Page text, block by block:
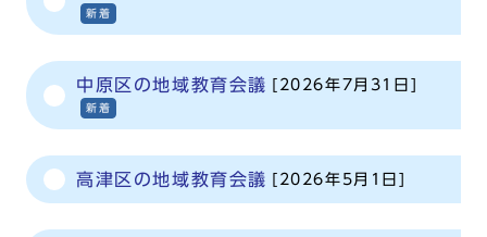
新着
中原区の地域教育会議 [2026年7月31日]
新着
高津区の地域教育会議 [2026年5月1日]